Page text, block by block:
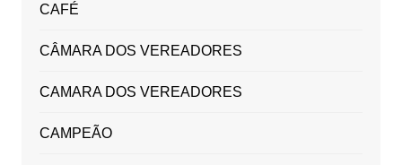
CAFÉ
CÂMARA DOS VEREADORES
CAMARA DOS VEREADORES
CAMPEÃO